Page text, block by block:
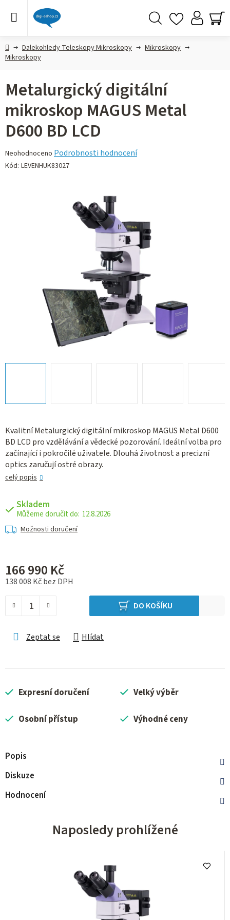
DomůDalekohledy Teleskopy Mikroskopy
Mikroskopy
Mikroskopy
Kvalitní Metalurgický digitální mikroskop MAGUS Metal D600
BD LCD pro vzdělávání a vědecké pozorování. Ideální volba pro
začínající i pokročilé uživatele. Dlouhá životnost a precizní
optics zaručují ostré obrazy.
celý popis
Skladem
12.8.2026
Možnosti doručení
166 990 Kč
138 008 Kč bez DPH
DO KOŠÍKU
Zeptat se Hlídat
Metalurgický digitální
mikroskop MAGUS Metal
D600 BD LCD
Průměrné
hodnocení
Neohodnoceno Podrobnosti hodnocení
Kód: LEVENHUK83027
Expresní doručení Velký výběr
Osobní přístup Výhodné ceny
Popis
Diskuze
Hodnocení
Naposledy prohlížené